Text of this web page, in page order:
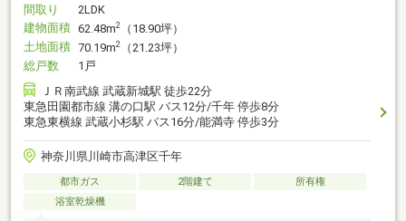
間取り
2LDK
建物面積 62.48m2
（18.90坪）
土地面積 70.19m2
（21.23坪）
総戸数
1戸
ＪＲ南武線 武蔵新城駅 徒歩22分
東急田園都市線 溝の口駅 バス12分/千年 停歩8分
東急東横線 武蔵小杉駅 バス16分/能満寺 停歩3分
神奈川県川崎市高津区千年
都市ガス 2階建て
所有権
浴室乾燥機